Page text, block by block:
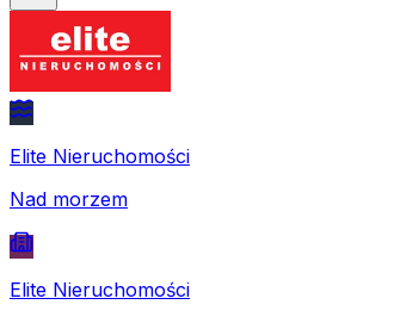
Elite Nieruchomości
Nad morzem
Elite Nieruchomości